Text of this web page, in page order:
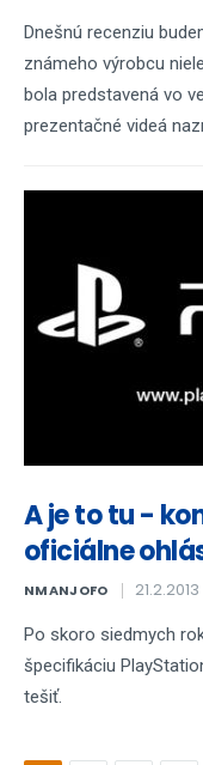
Dnešnú recenziu
známeho výrobcu
bola predstavená vo
prezentačné videá
A je to tu -
oficiálne
NMANJOFO 21.2.2013
Po skoro siedmych
špecifikáciu
tešiť.